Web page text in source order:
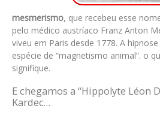
mesmerismo, que recebeu esse
pelo médico austríaco Franz Anton
viveu em Paris desde 1778. A
espécie de “magnetismo animal”. o
signifique.
E chegamos a “Hippolyte Léon
Kardec…